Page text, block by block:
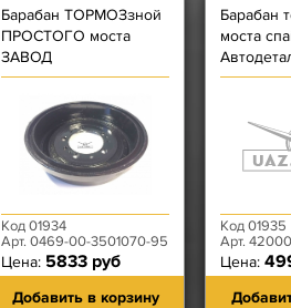
Барабан ТОРМОЗзной
ПРОСТОГО моста
ЗАВОД
Код 01934
Арт. 0469-00-3501070-95
Цена: 5833 руб
Добавить в корзину
Барабан
моста
Код 01935
Арт.
Цена: